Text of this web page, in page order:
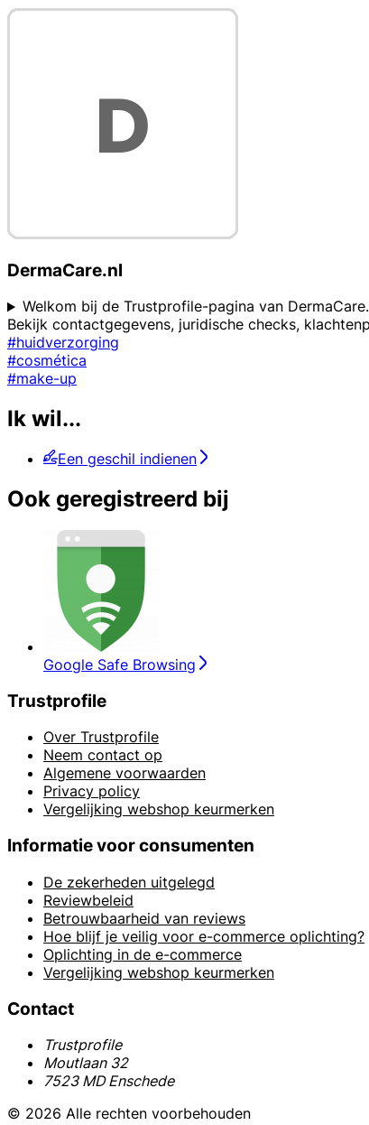
DermaCare.nl
Welkom bij de Trustprofile-pagina van
Bekijk contactgegevens, juridische checks,
#huidverzorging
#cosmética
#make-up
Ik wil...
Een geschil indienen
Ook geregistreerd bij
Google Safe Browsing
Trustprofile
Over Trustprofile
Neem contact op
Algemene voorwaarden
Privacy policy
Vergelijking webshop keurmerken
Informatie voor consumenten
De zekerheden uitgelegd
Reviewbeleid
Betrouwbaarheid van reviews
Hoe blijf je veilig voor e-commerce oplichting?
Oplichting in de e-commerce
Vergelijking webshop keurmerken
Contact
Trustprofile
Moutlaan 32
7523 MD Enschede
© 2026 Alle rechten voorbehouden